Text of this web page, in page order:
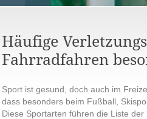
Häufige
Fahrradfahren
Sport ist gesund, doch auch im
dass besonders beim Fußball,
Diese Sportarten führen die Liste